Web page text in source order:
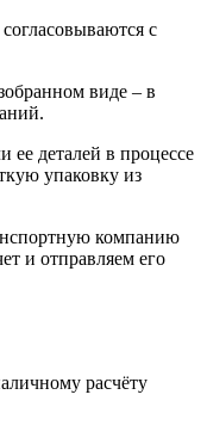
с
виде – в
ее деталей в процессе
упаковку из
компанию
и отправляем его
расчёту